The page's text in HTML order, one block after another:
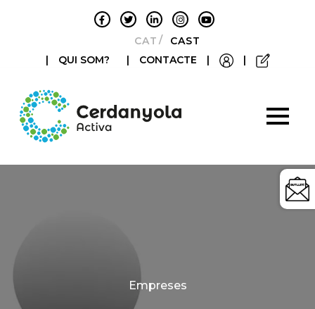
CATALÀCASTELLANO
|
QUI SOM? | CONTACTE | |
Categories
Empreses